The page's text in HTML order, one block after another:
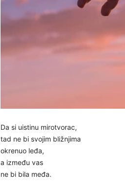
Da si uistinu mirotvorac,
tad ne bi svojim bližnjima
okrenuo leđa,
a između vas
ne bi bila međa.